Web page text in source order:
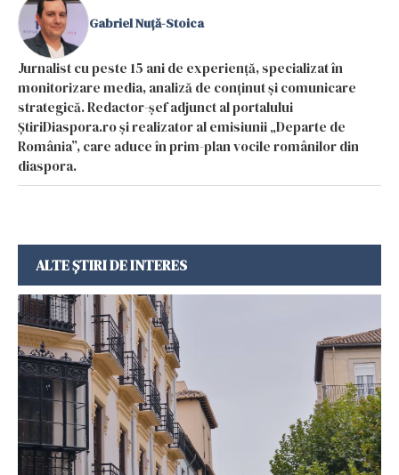
Gabriel Nuță-Stoica
Jurnalist cu peste 15 ani de experiență, specializat în
monitorizare media, analiză de conținut și comunicare
strategică. Redactor-șef adjunct al portalului
ȘtiriDiaspora.ro și realizator al emisiunii „Departe de
România”, care aduce în prim-plan vocile românilor din
diaspora.
ALTE ȘTIRI DE INTERES